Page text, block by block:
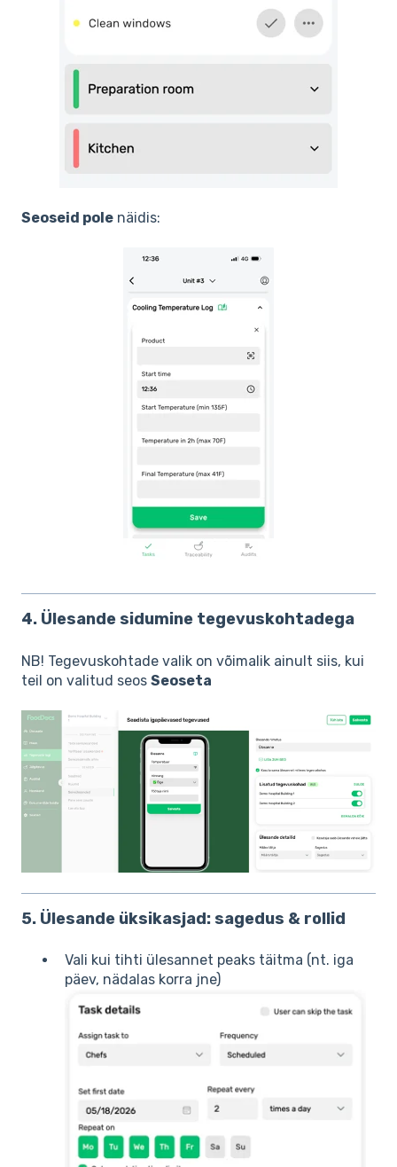
Seoseid pole näidis:
4. Ülesande sidumine tegevuskohtadega
NB! Tegevuskohtade valik on võimalik ainult siis, kui
teil on valitud seos Seoseta
5. Ülesande üksikasjad: sagedus & rollid
Vali kui tihti ülesannet peaks täitma (nt. iga
päev, nädalas korra jne)